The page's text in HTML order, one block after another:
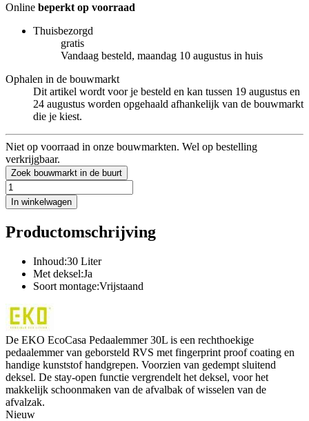
Online beperkt op voorraad
Thuisbezorgd
gratis
Vandaag besteld, maandag 10 augustus in huis
Ophalen in de bouwmarkt
Dit artikel wordt voor je besteld en kan tussen 19 augustus en
24 augustus worden opgehaald afhankelijk van de bouwmarkt
die je kiest.
Niet op voorraad in onze bouwmarkten. Wel op bestelling
verkrijgbaar.
Zoek bouwmarkt in de buurt
In winkelwagen
Productomschrijving
Inhoud:30 Liter
Met deksel:Ja
Soort montage:Vrijstaand
De EKO EcoCasa Pedaalemmer 30L is een rechthoekige
pedaalemmer van geborsteld RVS met fingerprint proof coating en
handige kunststof handgrepen. Voorzien van gedempt sluitend
deksel. De stay-open functie vergrendelt het deksel, voor het
makkelijk schoonmaken van de afvalbak of wisselen van de
afvalzak.
Nieuw